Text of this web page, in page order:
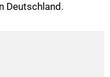
Deutschland.